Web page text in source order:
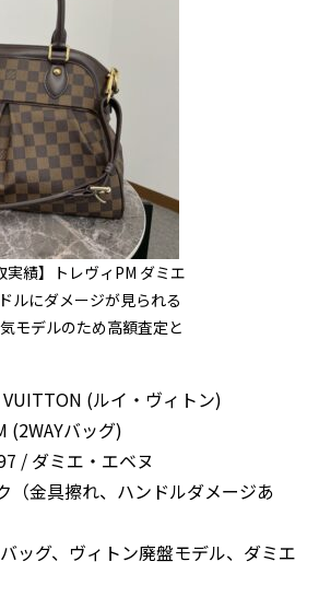
実績】トレヴィPM ダミエ
ルにダメージが見られる
モデルのため高額査定と
VUITTON (ルイ・ヴィトン)
(2WAYバッグ)
/ ダミエ・エベヌ
（金具擦れ、ハンドルダメージあ
ッグ、ヴィトン廃盤モデル、ダミエ